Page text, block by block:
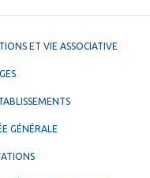
ET VIE ASSOCIATIVE
GÉNÉRALE